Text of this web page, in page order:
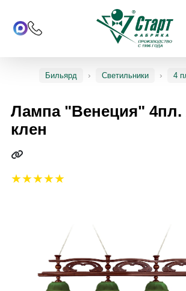
Бильярд Светильники 4
Лампа "Венеция" 4пл.
клен